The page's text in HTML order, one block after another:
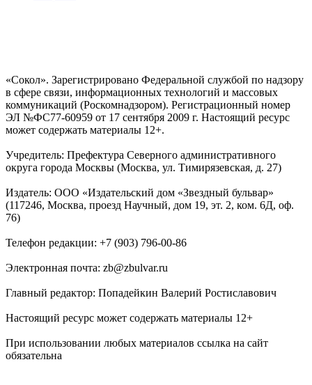
«Сокол». Зарегистрировано Федеральной службой по надзору
в сфере связи, информационных технологий и массовых
коммуникаций (Роскомнадзором). Регистрационный номер
ЭЛ №ФС77-60959 от 17 сентября 2009 г. Настоящий ресурс
может содержать материалы 12+.
Учредитель: Префектура Северного административного
округа города Москвы (Москва, ул. Тимирязевская, д. 27)
Издатель: ООО «Издательский дом «Звездный бульвар»
(117246, Москва, проезд Научный, дом 19, эт. 2, ком. 6Д, оф.
76)
Телефон редакции: +7 (903) 796-00-86
Электронная почта: zb@zbulvar.ru
Главный редактор: Попадейкин Валерий Ростиславович
Настоящий ресурс может содержать материалы 12+
При использовании любых материалов ссылка на сайт
обязательна